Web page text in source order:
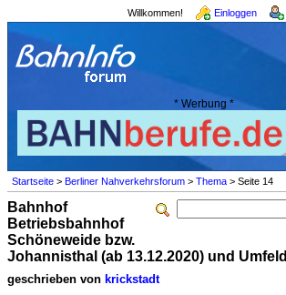
Willkommen! Einloggen
* Werbung *
Startseite > Berliner Nahverkehrsforum > Thema > Seite 14
Bahnhof
Betriebsbahnhof
Schöneweide bzw.
Johannisthal (ab 13.12.2020) und Umfeld
geschrieben von krickstadt